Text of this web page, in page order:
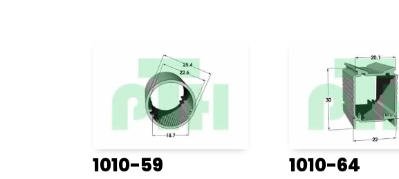
1010-59 1010-64